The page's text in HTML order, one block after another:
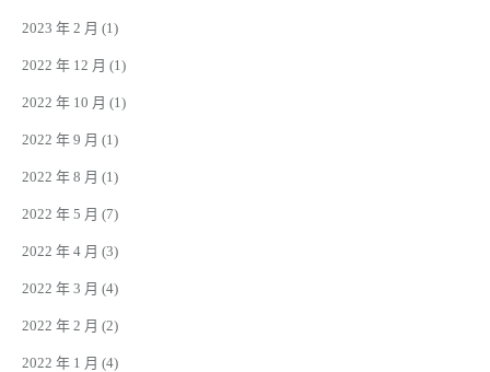
2023 年 2 月 (1)
2022 年 12 月 (1)
2022 年 10 月 (1)
2022 年 9 月 (1)
2022 年 8 月 (1)
2022 年 5 月 (7)
2022 年 4 月 (3)
2022 年 3 月 (4)
2022 年 2 月 (2)
2022 年 1 月 (4)